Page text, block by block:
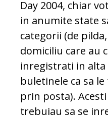
Day 2004, chiar
in anumite state
categorii (de
domiciliu care au
inregistrati in
buletinele ca sa
prin posta).
trebuiau sa se